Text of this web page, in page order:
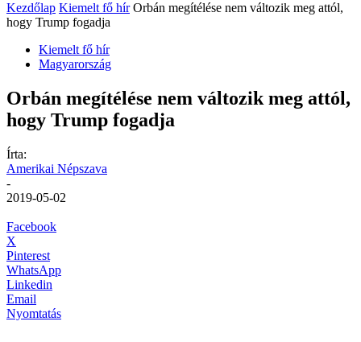
Kezdőlap Kiemelt fő hír Orbán megítélése nem változik meg attól,
hogy Trump fogadja
Kiemelt fő hír
Magyarország
Orbán megítélése nem változik meg attól,
hogy Trump fogadja
Írta:
Amerikai Népszava
-
2019-05-02
Facebook
X
Pinterest
WhatsApp
Linkedin
Email
Nyomtatás